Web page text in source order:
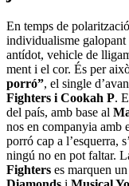
En temps de
individualisme galopant
antídot, vehicle de
ment i el cor. És per
porró”, el single
Fighters i Cookah P.
del país, amb base al
nos en companyia amb
porró cap a l’esquerra,
ningú no en pot faltar.
Fighters es marquen